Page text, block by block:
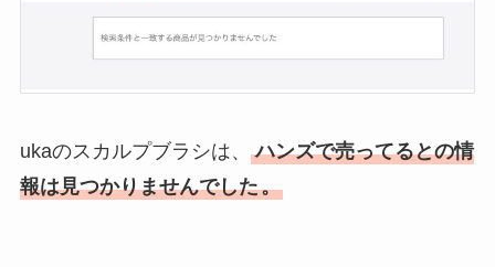
ukaのスカルプブラシは、
ハンズで売ってるとの情
報は見つかりませんでした。